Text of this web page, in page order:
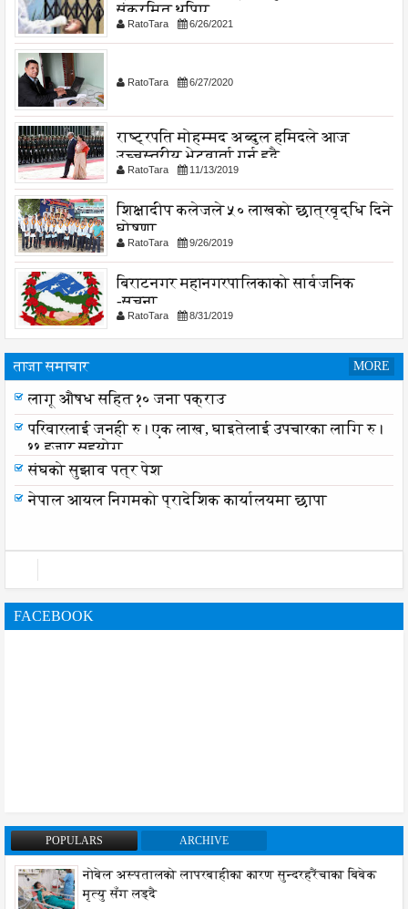
संक्रमित थपिए
RatoTara 6/26/2021
RatoTara 6/27/2020
राष्ट्रपति मोहम्मद अब्दुल हमिदले आज
उच्चस्तरीय भेटवार्ता गर्नु हुदै,
RatoTara 11/13/2019
शिक्षादीप कलेजले ५० लाखको छात्रवृद्धि दिने
घोषणा
RatoTara 9/26/2019
बिराटनगर महानगरपालिकाको सार्वजनिक
-सुचना
RatoTara 8/31/2019
ताजा समाचार MORE
लागू औषध सहित १० जना पक्राउ
परिवारलाई जनही रु। एक लाख, घाइतेलाई उपचारका लागि रु।
११ हजार सहयोग
संघको सुझाव पत्र पेश
नेपाल आयल निगमको प्रादेशिक कार्यालयमा छापा
FACEBOOK
POPULARS ARCHIVE
नोबेल अस्पतालको लापरबाहीका कारण सुन्दरहरैंचाका बिबेक
मृत्यु सँग लड्दै